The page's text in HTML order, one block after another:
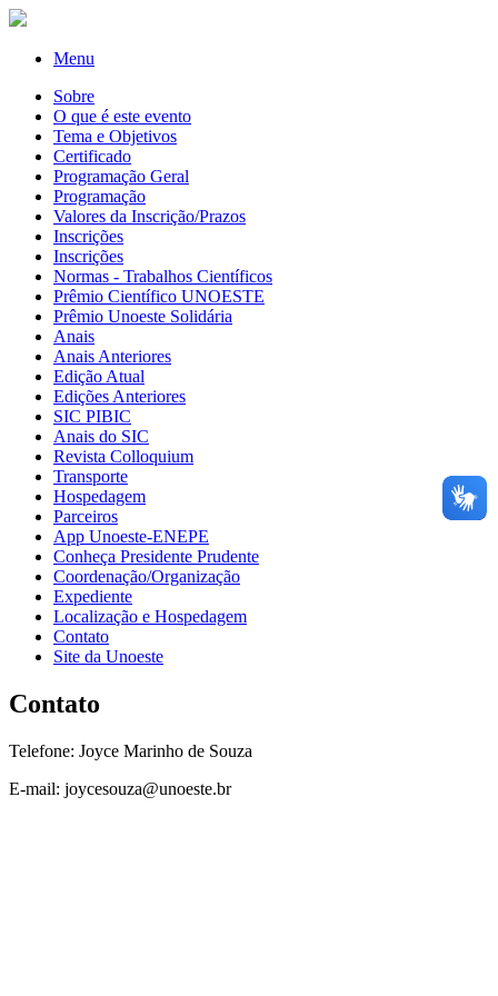
Menu
Sobre
O que é este evento
Tema e Objetivos
Certificado
Programação Geral
Programação
Valores da Inscrição/Prazos
Inscrições
Inscrições
Normas - Trabalhos Científicos
Prêmio Científico UNOESTE
Prêmio Unoeste Solidária
Anais
Anais Anteriores
Edição Atual
Edições Anteriores
SIC PIBIC
Anais do SIC
Revista Colloquium
Transporte
Hospedagem
Parceiros
App Unoeste-ENEPE
Conheça Presidente Prudente
Coordenação/Organização
Expediente
Localização e Hospedagem
Contato
Site da Unoeste
Contato
Telefone: Joyce Marinho de Souza
E-mail: joycesouza@unoeste.br